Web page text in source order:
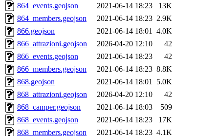
864_events.geojson
2021-06-14 18:23
13K
864_members.geojson
2021-06-14 18:23 2.9K
866.geojson
2021-06-14 18:01 4.0K
866_attrazioni.geojson
2026-04-20 12:10
42
866_events.geojson
2021-06-14 18:23
42
866_members.geojson
2021-06-14 18:23 8.8K
868.geojson
2021-06-14 18:01 5.0K
868_attrazioni.geojson
2026-04-20 12:10
42
868_camper.geojson
2021-06-14 18:03
509
868_events.geojson
2021-06-14 18:23
17K
868_members.geojson
2021-06-14 18:23 4.1K